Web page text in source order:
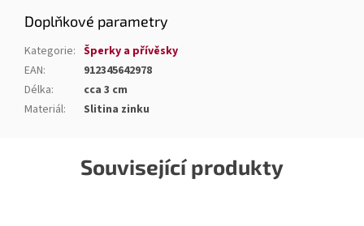
Související produkty
Doplňkové parametry
Kategorie: Šperky a přívěsky
EAN:
912345642978
Délka:
cca 3 cm
Materiál: Slitina zinku